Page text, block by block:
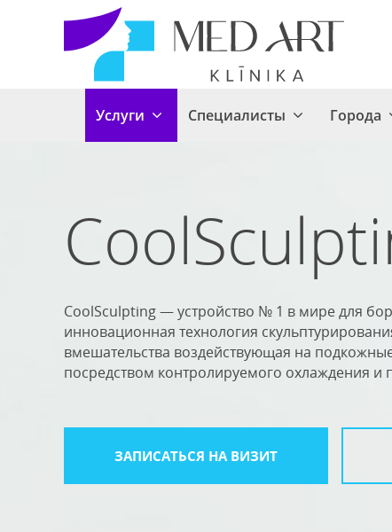
Услуги Специалисты Города
CoolSculpting — устройство № 1 в мире для
инновационная технология
вмешательства воздействующая на
посредством контролируемого охлаждения
ЗАПИСАТЬСЯ НА ВИЗИТ